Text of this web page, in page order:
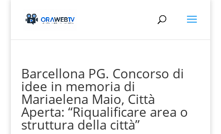
Barcellona PG. Concorso di
idee in memoria di
Mariaelena Maio, Città
Aperta: “Riqualificare area o
struttura della città”